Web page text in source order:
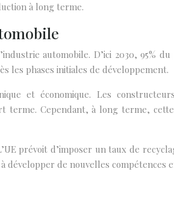
à long terme.
automobile. D’ici 2030, 95%
les phases initiales de développement.
et économique. Les
terme. Cependant, à long terme,
prévoit d’imposer un taux de
développer de nouvelles compétences